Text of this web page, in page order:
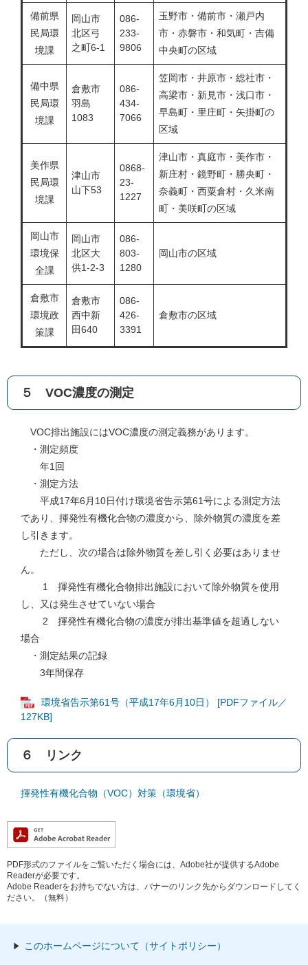
備前県
民局環
境課
岡山市
北区弓
之町6-1
086-
233-
9806
玉野市・備前市・瀬戸内
市・赤磐市・和気町・吉備
中央町の区域
備中県
民局環
境課
倉敷市
羽島
1083
086-
434-
7066
笠岡市・井原市・総社市・
高梁市・新見市・浅口市・
早島町・里庄町・矢掛町の
区域
美作県
民局環
境課
津山市
山下53
0868-
23-
1227
津山市・真庭市・美作市・
新庄村・鏡野町・勝央町・
奈義町・西粟倉村・久米南
町・美咲町の区域
岡山市
環境保
全課
岡山市
北区大
供1-2-3
086-
803-
1280
岡山市の区域
倉敷市
環境政
策課
倉敷市
西中新
田640
086-
426-
3391
倉敷市の区域
５ VOC濃度の測定
VOC排出施設にはVOC濃度の測定義務があります。
・測定頻度
年1回
・測定方法
平成17年6月10日付け環境省告示第61号による測定方法
であり、揮発性有機化合物の濃度から、除外物質の濃度を差
し引きます。
ただし、次の場合は除外物質を差し引く必要はありませ
ん。
1 揮発性有機化合物排出施設において除外物質を使用
し、又は発生させていない場合
2 揮発性有機化合物の濃度が排出基準値を超過しない
場合
・測定結果の記録
3年間保存
環境省告示第61号（平成17年6月10日） [PDFファイル／
127KB]
６ リンク
揮発性有機化合物（VOC）対策（環境省）
PDF形式のファイルをご覧いただく場合には、Adobe社が提供するAdobe
Readerが必要です。
Adobe Readerをお持ちでない方は、バナーのリンク先からダウンロードしてく
ださい。（無料）
このホームページについて（サイトポリシー）